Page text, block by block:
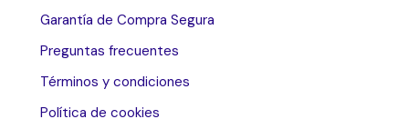
Garantía de Compra Segura
Preguntas frecuentes
Términos y condiciones
Política de cookies